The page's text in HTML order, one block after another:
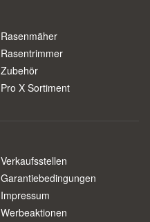
Rasenmäher
Rasentrimmer
Zubehör
Pro X Sortiment
Verkaufsstellen
Garantiebedingungen
Impressum
Werbeaktionen